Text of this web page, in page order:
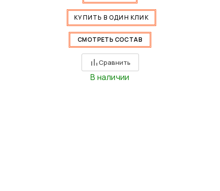
КУПИТЬ В ОДИН КЛИК
СМОТРЕТЬ СОСТАВ
Сравнить
В наличии